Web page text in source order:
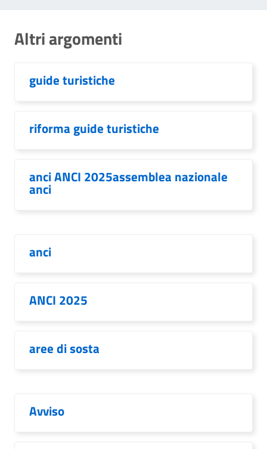
Altri argomenti
guide turistiche
riforma guide turistiche
anci ANCI 2025assemblea nazionale
anci
anci
ANCI 2025
aree di sosta
Avviso